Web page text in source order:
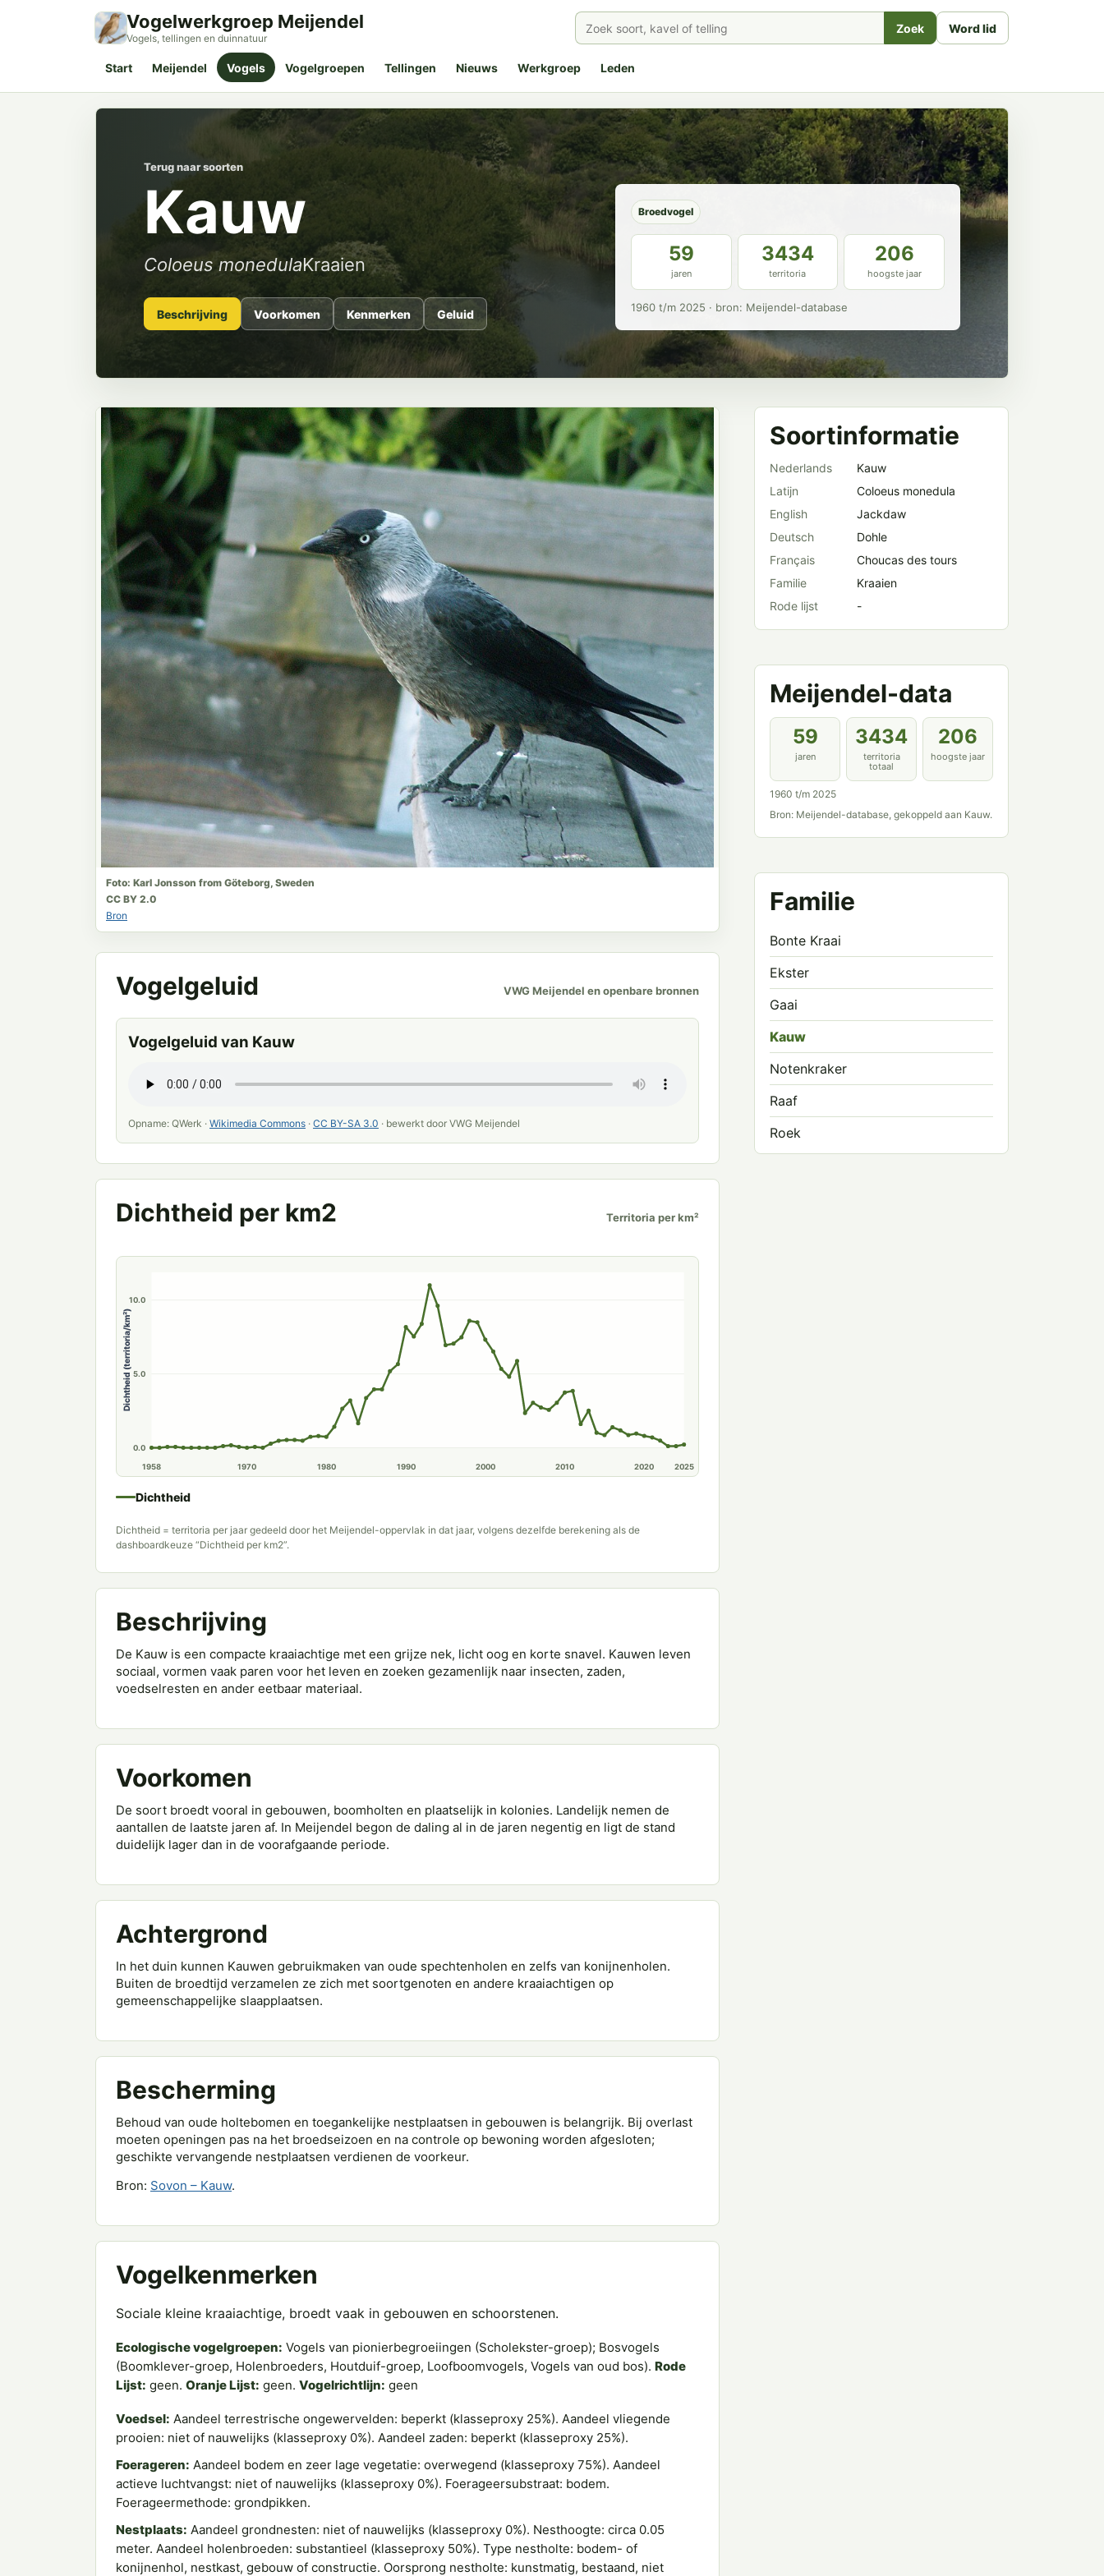
Vogelwerkgroep Meijendel
Vogels, tellingen en duinnatuur
Zoek Word lid
Start Meijendel Vogels Vogelgroepen Tellingen Nieuws Werkgroep Leden
Terug naar soorten
Kauw
Coloeus monedulaKraaien
Beschrijving Voorkomen Kenmerken Geluid
Broedvogel
59
jaren
3434
territoria
206
hoogste jaar
1960 t/m 2025 · bron: Meijendel-database
Foto: Karl Jonsson from Göteborg, Sweden
CC BY 2.0
Bron
Vogelgeluid VWG Meijendel en openbare bronnen
Vogelgeluid van Kauw
Opname: QWerk · Wikimedia Commons · CC BY-SA 3.0 · bewerkt door VWG Meijendel
Dichtheid per km2 Territoria per km²
0.0
5.0
10.0
Dichtheid (territoria/km²)
1958 1970 1980 1990 2000 2010 2020 2025
Dichtheid
Dichtheid = territoria per jaar gedeeld door het Meijendel-oppervlak in dat jaar, volgens dezelfde berekening als de
dashboardkeuze “Dichtheid per km2”.
Beschrijving
De Kauw is een compacte kraaiachtige met een grijze nek, licht oog en korte snavel. Kauwen leven
sociaal, vormen vaak paren voor het leven en zoeken gezamenlijk naar insecten, zaden,
voedselresten en ander eetbaar materiaal.
Voorkomen
De soort broedt vooral in gebouwen, boomholten en plaatselijk in kolonies. Landelijk nemen de
aantallen de laatste jaren af. In Meijendel begon de daling al in de jaren negentig en ligt de stand
duidelijk lager dan in de voorafgaande periode.
Achtergrond
In het duin kunnen Kauwen gebruikmaken van oude spechtenholen en zelfs van konijnenholen.
Buiten de broedtijd verzamelen ze zich met soortgenoten en andere kraaiachtigen op
gemeenschappelijke slaapplaatsen.
Bescherming
Behoud van oude holtebomen en toegankelijke nestplaatsen in gebouwen is belangrijk. Bij overlast
moeten openingen pas na het broedseizoen en na controle op bewoning worden afgesloten;
geschikte vervangende nestplaatsen verdienen de voorkeur.
Bron: Sovon – Kauw.
Vogelkenmerken
Sociale kleine kraaiachtige, broedt vaak in gebouwen en schoorstenen.
Ecologische vogelgroepen: Vogels van pionierbegroeiingen (Scholekster-groep); Bosvogels
(Boomklever-groep, Holenbroeders, Houtduif-groep, Loofboomvogels, Vogels van oud bos). Rode
Lijst: geen. Oranje Lijst: geen. Vogelrichtlijn: geen
Voedsel: Aandeel terrestrische ongewervelden: beperkt (klasseproxy 25%). Aandeel vliegende
prooien: niet of nauwelijks (klasseproxy 0%). Aandeel zaden: beperkt (klasseproxy 25%).
Foerageren: Aandeel bodem en zeer lage vegetatie: overwegend (klasseproxy 75%). Aandeel
actieve luchtvangst: niet of nauwelijks (klasseproxy 0%). Foerageersubstraat: bodem.
Foerageermethode: grondpikken.
Nestplaats: Aandeel grondnesten: niet of nauwelijks (klasseproxy 0%). Nesthoogte: circa 0.05
meter. Aandeel holenbroeden: substantieel (klasseproxy 50%). Type nestholte: bodem- of
konijnenhol, nestkast, gebouw of constructie. Oorsprong nestholte: kunstmatig, bestaand, niet
Soortinformatie
Nederlands
Kauw
Latijn
Coloeus monedula
English
Jackdaw
Deutsch
Dohle
Français
Choucas des tours
Familie
Kraaien
Rode lijst
-
Meijendel-data
59
jaren
3434
territoria
totaal
206
hoogste jaar
1960 t/m 2025
Bron: Meijendel-database, gekoppeld aan Kauw.
Familie
Bonte Kraai
Ekster
Gaai
Kauw
Notenkraker
Raaf
Roek